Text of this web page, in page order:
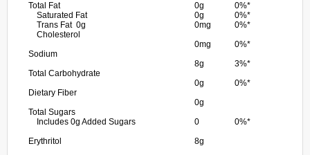
Total Fat
Saturated Fat
Trans Fat 0g
Cholesterol
Sodium
Total Carbohydrate
Dietary Fiber
Total Sugars
Includes 0g Added Sugars
Erythritol
0g
0g
0mg
0mg
8g
0g
0g
0
8g
0%*
0%*
0%*
0%*
3%*
0%*
0%*